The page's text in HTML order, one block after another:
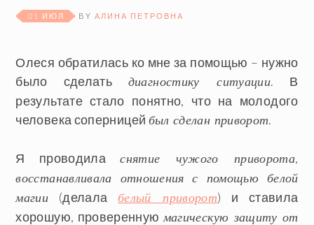
01 ИЮЛ BYАЛИНА ПЕТРОВНА
Олеся обратилась ко мне за помощью – нужно
было сделать диагностику ситуации. В
результате стало понятно, что на молодого
человека соперницей был сделан приворот.
Я проводиласнятие чужого приворота,
восстанавливала отношения с помощью белой
магии (делала белый приворот) и ставила
хорошую, проверенную магическую защиту от